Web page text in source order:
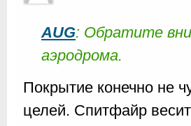
AUG: Обратите
аэродрома.
Покрытие конечно не
целей. Спитфайр